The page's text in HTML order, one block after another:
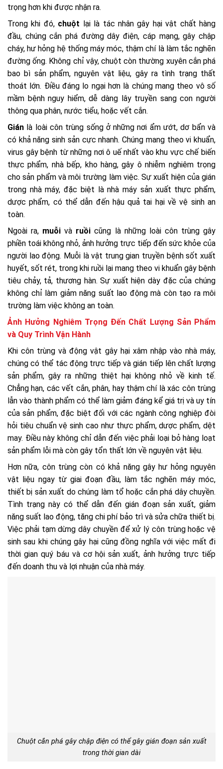
trọng hơn khi được nhận ra.
Trong khi đó, chuột lại là tác nhân gây hại vật chất hàng
đầu, chúng cắn phá đường dây điện, cáp mạng, gây chập
cháy, hư hỏng hệ thống máy móc, thậm chí là làm tắc nghẽn
đường ống. Không chỉ vậy, chuột còn thường xuyên cắn phá
bao bì sản phẩm, nguyên vật liệu, gây ra tình trạng thất
thoát lớn. Điều đáng lo ngại hơn là chúng mang theo vô số
mầm bệnh nguy hiểm, dễ dàng lây truyền sang con người
thông qua phân, nước tiểu, hoặc vết cắn.
Gián là loài côn trùng sống ở những nơi ẩm ướt, dơ bẩn và
có khả năng sinh sản cực nhanh. Chúng mang theo vi khuẩn,
virus gây bệnh từ những nơi ô uế nhất vào khu vực chế biến
thực phẩm, nhà bếp, kho hàng, gây ô nhiễm nghiêm trọng
cho sản phẩm và môi trường làm việc. Sự xuất hiện của gián
trong nhà máy, đặc biệt là nhà máy sản xuất thực phẩm,
dược phẩm, có thể dẫn đến hậu quả tai hại về vệ sinh an
toàn.
Ngoài ra, muỗi và ruồi cũng là những loài côn trùng gây
phiền toái không nhỏ, ảnh hưởng trực tiếp đến sức khỏe của
người lao động. Muỗi là vật trung gian truyền bệnh sốt xuất
huyết, sốt rét, trong khi ruồi lại mang theo vi khuẩn gây bệnh
tiêu chảy, tả, thương hàn. Sự xuất hiện dày đặc của chúng
không chỉ làm giảm năng suất lao động mà còn tạo ra môi
trường làm việc không an toàn.
Ảnh Hưởng Nghiêm Trọng Đến Chất Lượng Sản Phẩm
và Quy Trình Vận Hành
Khi côn trùng và động vật gây hại xâm nhập vào nhà máy,
chúng có thể tác động trực tiếp và gián tiếp lên chất lượng
sản phẩm, gây ra những thiệt hại không nhỏ về kinh tế.
Chẳng hạn, các vết cắn, phân, hay thậm chí là xác côn trùng
lẫn vào thành phẩm có thể làm giảm đáng kể giá trị và uy tín
của sản phẩm, đặc biệt đối với các ngành công nghiệp đòi
hỏi tiêu chuẩn vệ sinh cao như thực phẩm, dược phẩm, dệt
may. Điều này không chỉ dẫn đến việc phải loại bỏ hàng loạt
sản phẩm lỗi mà còn gây tổn thất lớn về nguyên vật liệu.
Hơn nữa, côn trùng còn có khả năng gây hư hỏng nguyên
vật liệu ngay từ giai đoạn đầu, làm tắc nghẽn máy móc,
thiết bị sản xuất do chúng làm tổ hoặc cắn phá dây chuyền.
Tình trạng này có thể dẫn đến gián đoạn sản xuất, giảm
năng suất lao động, tăng chi phí bảo trì và sửa chữa thiết bị.
Việc phải tạm dừng dây chuyền để xử lý côn trùng hoặc vệ
sinh sau khi chúng gây hại cũng đồng nghĩa với việc mất đi
thời gian quý báu và cơ hội sản xuất, ảnh hưởng trực tiếp
đến doanh thu và lợi nhuận của nhà máy.
Chuột cắn phá gây chập điện có thể gây gián đoạn sản xuất
trong thời gian dài